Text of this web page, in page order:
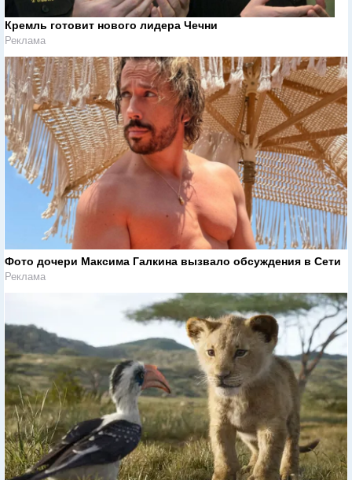
Кремль готовит нового лидера Чечни
Реклама
Фото дочери Максима Галкина вызвало обсуждения в Сети
Реклама